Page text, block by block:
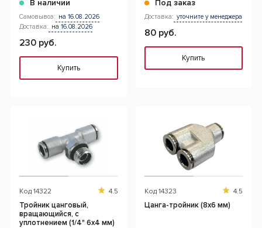
В наличии
Самовывоз: на 16.08.2026
Доставка: на 16.08.2026
230 руб.
Купить
Под заказ
Доставка: уточните у менеджера
80 руб.
Купить
Код 14322 4.5
Тройник цанговый,
вращающийся, с
уплотнением (1/4" 6x4 мм)
Код 14323 4.5
Цанга-тройник (8х6 мм)